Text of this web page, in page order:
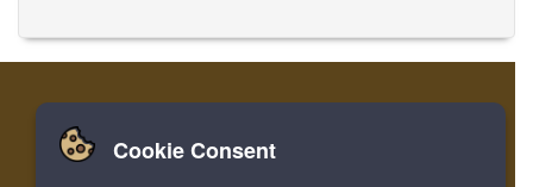
집 로그인 레지스터
Cookie Consent